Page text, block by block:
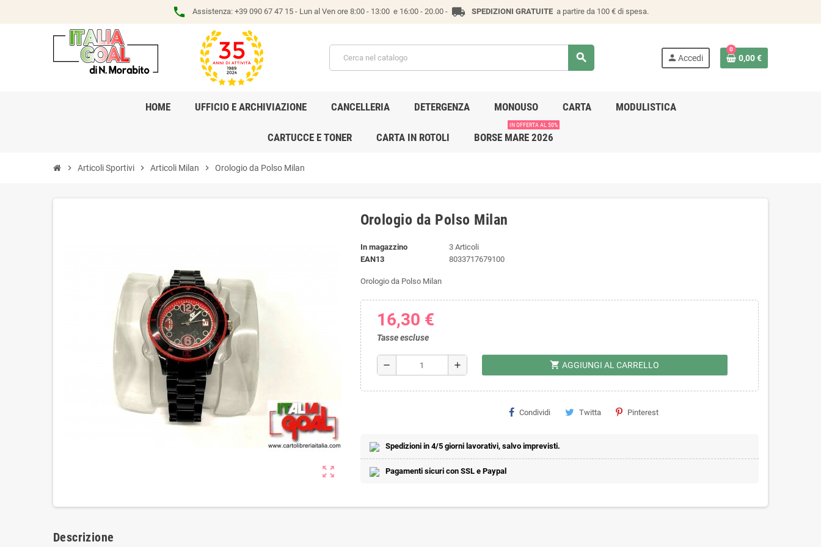
phone Assistenza: +39 090 67 47 15 - Lun al Ven ore 8:00 - 13:00 e 16:00 - 20.00 - local_shipping SPEDIZIONI GRATUITE a partire da 100 € di spesa.
search person Accedi
0
0,00 €
HOME UFFICIO E ARCHIVIAZIONE CANCELLERIA DETERGENZA MONOUSO CARTA MODULISTICA
CARTUCCE E TONER CARTA IN ROTOLI BORSE MARE 2026
IN OFFERTA AL 50%
chevron_right Articoli Sportivi chevron_right Articoli Milan chevron_right Orologio da Polso Milan
zoom_out_map
Orologio da Polso Milan
In magazzino
3 Articoli
EAN13
8033717679100
Orologio da Polso Milan
16,30 €
Tasse escluse
remove add shopping_cart AGGIUNGI AL CARRELLO
Condividi Twitta Pinterest
Spedizioni in 4/5 giorni lavorativi, salvo imprevisti.
Pagamenti sicuri con SSL e Paypal
Descrizione